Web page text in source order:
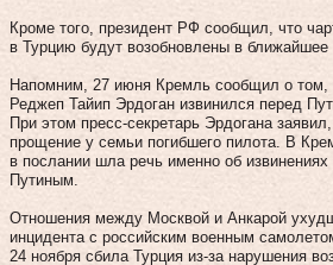
Кроме того, президент РФ сообщил, что
в Турцию будут возобновлены в ближайшее
Напомним, 27 июня Кремль сообщил о том,
Реджеп Тайип Эрдоган извинился перед
При этом пресс-секретарь Эрдогана
прощение у семьи погибшего пилота. В
в послании шла речь именно об
Путиным.
Отношения между Москвой и Анкарой
инцидента с российским военным
24 ноября сбила Турция из-за нарушения